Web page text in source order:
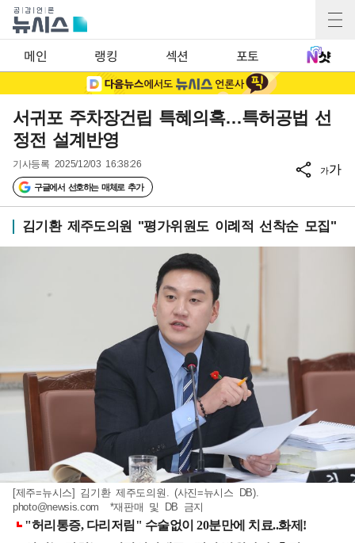
메인 랭킹 섹션 포토
서귀포 주차장건립 특혜의혹…특허공법 선
정전 설계반영
기사등록 2025/12/03 16:38:26
구글에서 선호하는 매체로 추가
가가
김기환 제주도의원 "평가위원도 이례적 선착순 모집"
[제주=뉴시스] 김기환 제주도의원. (사진=뉴시스 DB).
photo@newsis.com *재판매 및 DB 금지